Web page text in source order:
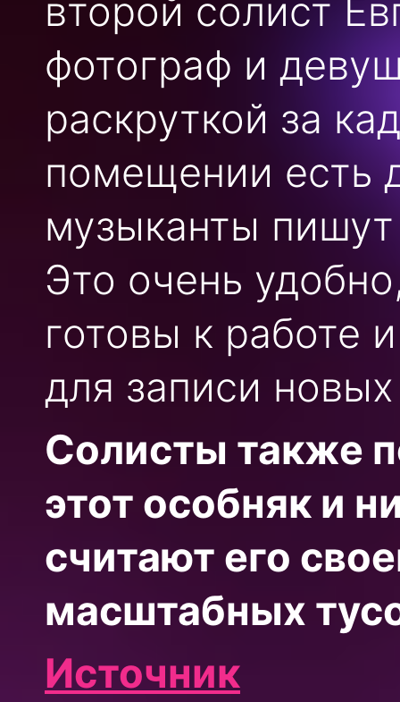
второй солист
фотограф и
раскруткой за
помещении есть
музыканты
Это очень
готовы к работе
для записи
Солисты также
этот особняк и
считают его
масштабных
Источник